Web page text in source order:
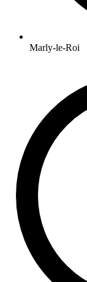
Marly-le-Roi